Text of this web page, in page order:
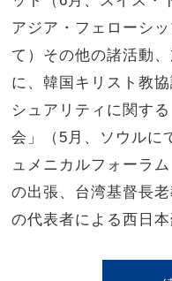
アジア・フェローシ
て）その他の諸活動
に、韓国キリスト教
シュアリティに関す
会」（5月、ソウルに
ュメニカルフォーラ
の出張、台湾基督長
の代表者による西日